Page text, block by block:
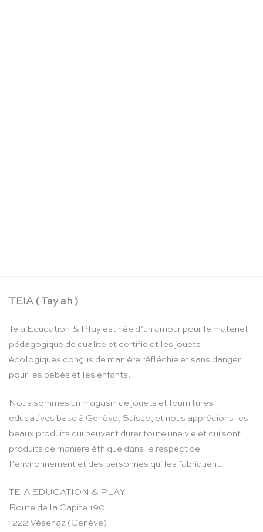
TEIA ( Tay ah )
Teia Education & Play est née d’un amour pour le matériel
pédagogique de qualité et certifié et les jouets
écologiques conçus de manière réfléchie et sans danger
pour les bébés et les enfants.
Nous sommes un magasin de jouets et fournitures
éducatives basé à Genève, Suisse, et nous apprécions les
beaux produits qui peuvent durer toute une vie et qui sont
produits de manière éthique dans le respect de
l’environnement et des personnes qui les fabriquent.
TEIA EDUCATION & PLAY
Route de la Capite 190
1222 Vésenaz (Genève)